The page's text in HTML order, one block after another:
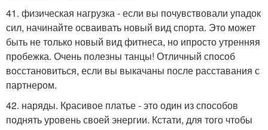
41. физическая нагрузка - если вы почувствовали упадок
сил, начинайте осваивать новый вид спорта. Это может
быть не только новый вид фитнеса, но ипросто утренняя
пробежка. Очень полезны танцы! Отличный способ
восстановиться, если вы выкачаны после расставания с
партнером.
42. наряды. Красивое платье - это один из способов
поднять уровень своей энергии. Кстати, для того чтобы